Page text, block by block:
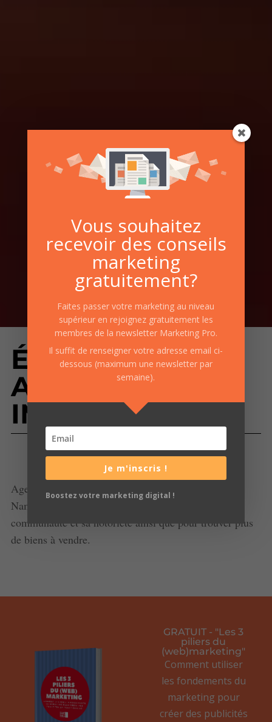
ÉTUDE DE CAS:
AGENCE
IMMOBILIÈRE
Agence immobilière dans la région de Charleroi et
Namur, notre client nous a contacté pour accroître sa
communauté et sa notoriété ainsi que pour trouver plus
de biens à vendre.
GRATUIT - "Les 3
piliers du
(web)marketing"
Comment utiliser
les fondements du
marketing pour
créer des publicités
Vous souhaitez
recevoir des conseils
marketing
gratuitement?
Faites passer votre marketing au niveau
supérieur en rejoignez gratuitement les
membres de la newsletter Marketing Pro.
Il suffit de renseigner votre adresse email ci-
dessous (maximum une newsletter par
semaine).
Je m'inscris !
Boostez votre marketing digital !